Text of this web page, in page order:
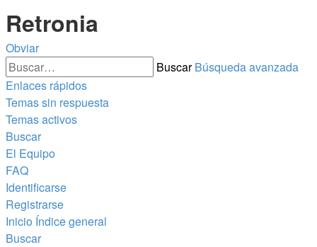
Retronia
Obviar
Buscar Búsqueda avanzada
Enlaces rápidos
Temas sin respuesta
Temas activos
Buscar
El Equipo
FAQ
Identificarse
Registrarse
Inicio Índice general
Buscar